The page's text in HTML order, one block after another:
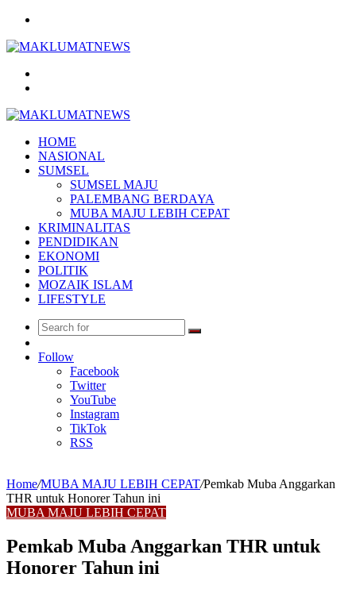
HOME
NASIONAL
SUMSEL
SUMSEL MAJU
PALEMBANG BERDAYA
MUBA MAJU LEBIH CEPAT
KRIMINALITAS
PENDIDIKAN
EKONOMI
POLITIK
MOZAIK ISLAM
LIFESTYLE
Search
Article
Follow
Facebook
Twitter
YouTube
Instagram
TikTok
RSS
Home/MUBA MAJU LEBIH CEPAT/Pemkab Muba Anggarkan
THR untuk Honorer Tahun ini
MUBA MAJU LEBIH CEPAT
Pemkab Muba Anggarkan THR untuk
Honorer Tahun ini